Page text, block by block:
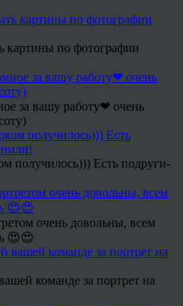
картины по фотографии
за вашу работу❤ очень
получилось))) Есть подруги-
очень довольны, всем
😍😍
команде за портрет на